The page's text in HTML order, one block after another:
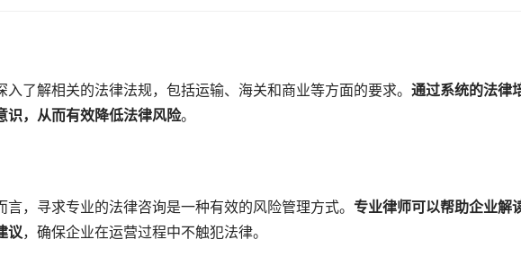
了解相关的法律法规，包括运输、海关和商业等方面的要求。 通过系统的法律
识，从而有效降低法律风险。
，寻求专业的法律咨询是一种有效的风险管理方式。 专业律师可以帮助企业解
议，确保企业在运营过程中不触犯法律。